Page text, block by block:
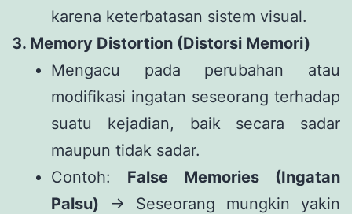
karena keterbatasan sistem visual.
3. Memory Distortion (Distorsi Memori)
Mengacu pada perubahan atau
modifikasi ingatan seseorang terhadap
suatu kejadian, baik secara sadar
maupun tidak sadar.
Contoh: False Memories (Ingatan
Palsu) → Seseorang mungkin yakin